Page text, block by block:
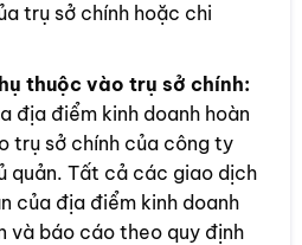
trụ sở chính hoặc chi
thuộc vào trụ sở chính:
địa điểm kinh doanh hoàn
trụ sở chính của công ty
quản. Tất cả các giao dịch
của địa điểm kinh doanh
và báo cáo theo quy định